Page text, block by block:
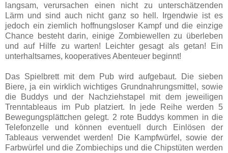
langsam, verursachen einen nicht zu unterschätzenden
Lärm und sind auch nicht ganz so hell. Irgendwie ist es
jedoch ein ziemlich hoffnungsloser Kampf und die einzige
Chance besteht darin, einige Zombiewellen zu überleben
und auf Hilfe zu warten! Leichter gesagt als getan! Ein
unterhaltsames, kooperatives Abenteuer beginnt!
Das Spielbrett mit dem Pub wird aufgebaut. Die sieben
Biere, ja ein wirklich wichtiges Grundnahrungsmittel, sowie
die Buddys und der Nachziehstapel mit dem jeweiligen
Trenntableaus im Pub platziert. In jede Reihe werden 5
Bewegungsplättchen gelegt. 2 rote Buddys kommen in die
Telefonzelle und können eventuell durch Einlösen der
Tableaus verwendet werden! Die Kampfwürfel, sowie der
Farbwürfel und die Zombiechips und die Chipstüten werden